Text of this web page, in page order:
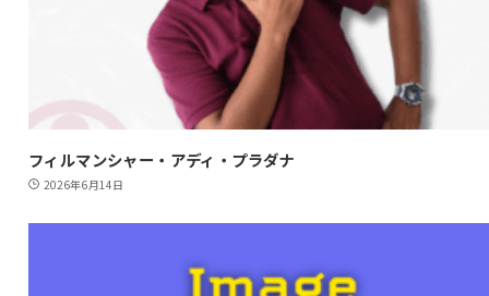
フィルマンシャー・アディ・プラダナ
2026年6月14日